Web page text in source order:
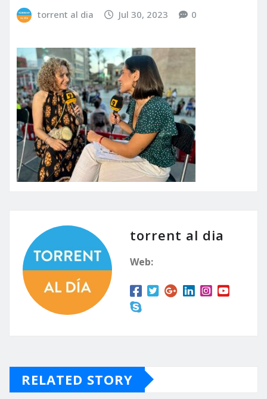
torrent al dia Jul 30, 2023 0
torrent al dia
Web:
RELATED STORY